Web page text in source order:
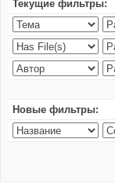
Текущие фильтры:
Новые фильтры: